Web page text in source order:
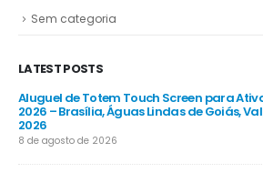
Sem categoria
LATEST POSTS
Aluguel de Totem Touch Screen para
2026 – Brasília, Águas Lindas de Goiás,
2026
8 de agosto de 2026